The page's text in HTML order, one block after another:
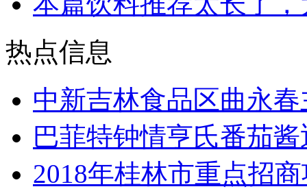
热点信息
中新吉林食品区曲永
巴菲特钟情亨氏番茄
2018年桂林市重点招